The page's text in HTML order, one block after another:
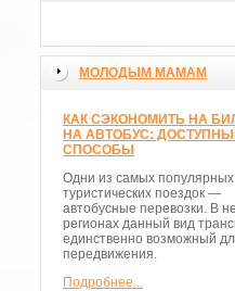
МОЛОДЫМ МАМАМ
КАК СЭКОНОМИТЬ НА
НА АВТОБУС:
СПОСОБЫ
Одни из самых популярных
туристических поездок —
автобусные перевозки. В
регионах данный вид
единственно возможный
передвижения.
Подробнее...